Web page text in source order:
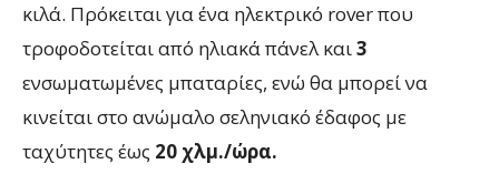
κιλά. Πρόκειται για ένα ηλεκτρικό rover που
τροφοδοτείται από ηλιακά πάνελ και3
ενσωματωμένες μπαταρίες, ενώ θα μπορεί να
κινείται στο ανώμαλο σεληνιακό έδαφος με
ταχύτητες έως 20 χλμ./ώρα.